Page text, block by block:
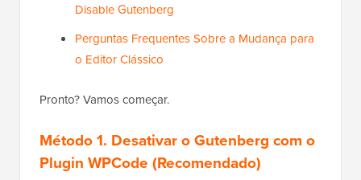
Disable Gutenberg
Perguntas Frequentes Sobre a Mudança para
o Editor Clássico
Pronto? Vamos começar.
Método 1. Desativar o Gutenberg com o
Plugin WPCode (Recomendado)